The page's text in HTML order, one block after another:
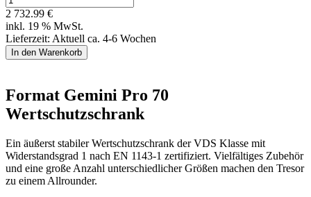
2 732.99 €
inkl. 19 % MwSt.
Lieferzeit: Aktuell ca. 4-6 Wochen
Format Gemini Pro 70
Wertschutzschrank
Ein äußerst stabiler Wertschutzschrank der VDS Klasse mit
Widerstandsgrad 1 nach EN 1143-1 zertifiziert. Vielfältiges Zubehör
und eine große Anzahl unterschiedlicher Größen machen den Tresor
zu einem Allrounder.